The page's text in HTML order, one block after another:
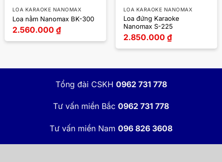
LOA KARAOKE NANOMAX
Loa nằm Nanomax BK-300
2.560.000 ₫
LOA KARAOKE NANOMAX
Loa đứng Karaoke
Nanomax S-225
2.850.000 ₫
Tổng đài CSKH 0962 731 778
Tư vấn miền Bắc 0962 731 778
Tư vấn miền Nam 096 826 3608